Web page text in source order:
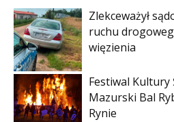
Zlekceważył
ruchu
więzienia
Festiwal Kultury
Mazurski Bal
Rynie